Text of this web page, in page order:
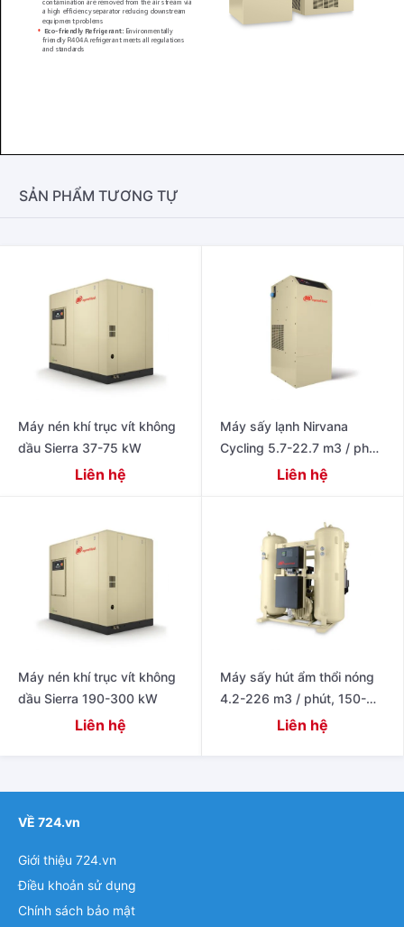
SẢN PHẨM TƯƠNG TỰ
Máy nén khí trục vít không
dầu Sierra 37-75 kW
Liên hệ
Máy sấy lạnh Nirvana
Cycling 5.7-22.7 m3 / phút,
200-800 cfmLiên hệ
Máy nén khí trục vít không
dầu Sierra 190-300 kW
Liên hệ
Máy sấy hút ẩm thổi nóng
4.2-226 m3 / phút, 150-
8.000 cfmLiên hệ
VỀ 724.vn
Giới thiệu 724.vn
Điều khoản sử dụng
Chính sách bảo mật